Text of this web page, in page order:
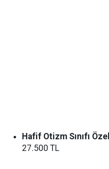
Hafif Otizm Sınıfı
27.500 TL